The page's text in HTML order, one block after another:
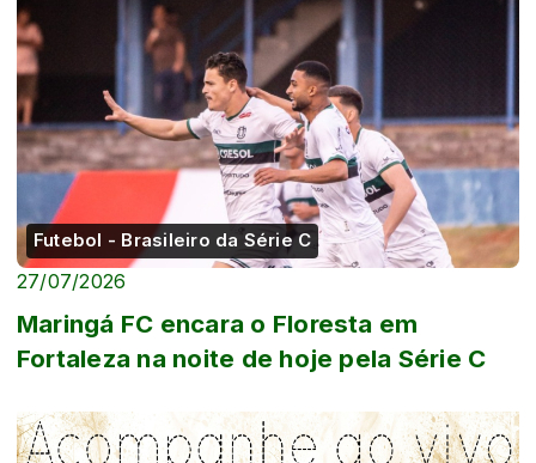
Futebol - Brasileiro da Série C
27/07/2026
Maringá FC encara o Floresta em
Fortaleza na noite de hoje pela Série C